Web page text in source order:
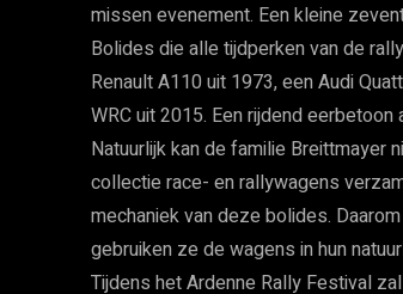
missen evenement. Een kleine
Bolides die alle tijdperken van de
Renault A110 uit 1973, een Audi
WRC uit 2015. Een rijdend
Natuurlijk kan de familie
collectie race- en rallywagens
mechaniek van deze bolides.
gebruiken ze de wagens in hun
Tijdens het Ardenne Rally Festival